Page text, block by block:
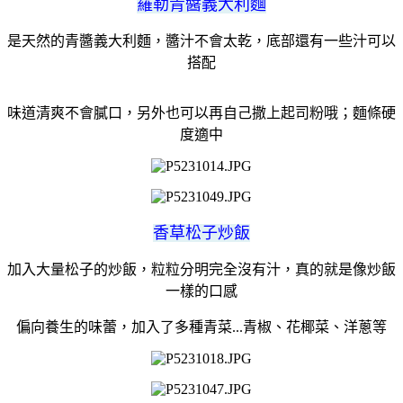
羅勒青醬義大利麵
是天然的青醬義大利麵，醬汁不會太乾，底部還有一些汁可以
搭配
味道清爽不會膩口，另外也可以再自己撒上起司粉哦；麵條硬
度適中
香草松子炒飯
加入大量松子的炒飯，粒粒分明完全沒有汁，真的就是像炒飯
一樣的口感
偏向養生的味蕾，加入了多種青菜...青椒、花椰菜、洋蔥等